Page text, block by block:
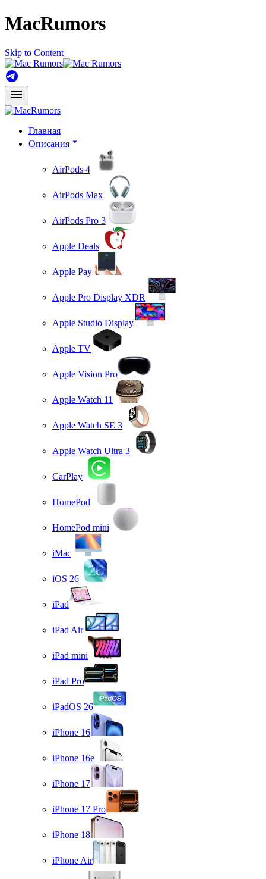
MacRumors
Skip to Content
Главная
Описания
AirPods 4
AirPods Max
AirPods Pro 3
Apple Deals
Apple Pay
Apple Pro Display XDR
Apple Studio Display
Apple TV
Apple Vision Pro
Apple Watch 11
Apple Watch SE 3
Apple Watch Ultra 3
CarPlay
HomePod
HomePod mini
iMac
iOS 26
iPad
iPad Air
iPad mini
iPad Pro
iPadOS 26
iPhone 16
iPhone 16e
iPhone 17
iPhone 17 Pro
iPhone 18
iPhone Air